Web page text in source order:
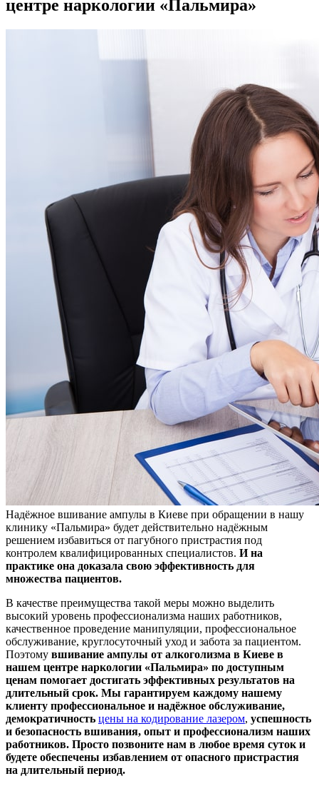
центре наркологии «Пальмира»
Надёжное вшивание ампулы в Киеве при обращении в нашу
клинику «Пальмира» будет действительно надёжным
решением избавиться от пагубного пристрастия под
контролем квалифицированных специалистов. И на
практике она доказала свою эффективность для
множества пациентов.
В качестве преимущества такой меры можно выделить
высокий уровень профессионализма наших работников,
качественное проведение манипуляции, профессиональное
обслуживание, круглосуточный уход и забота за пациентом.
Поэтому вшивание ампулы от алкоголизма в Киеве в
нашем центре наркологии «Пальмира» по доступным
ценам помогает достигать эффективных результатов на
длительный срок. Мы гарантируем каждому нашему
клиенту профессиональное и надёжное обслуживание,
демократичность цены на кодирование лазером, успешность
и безопасность вшивания, опыт и профессионализм наших
работников. Просто позвоните нам в любое время суток и
будете обеспечены избавлением от опасного пристрастия
на длительный период.